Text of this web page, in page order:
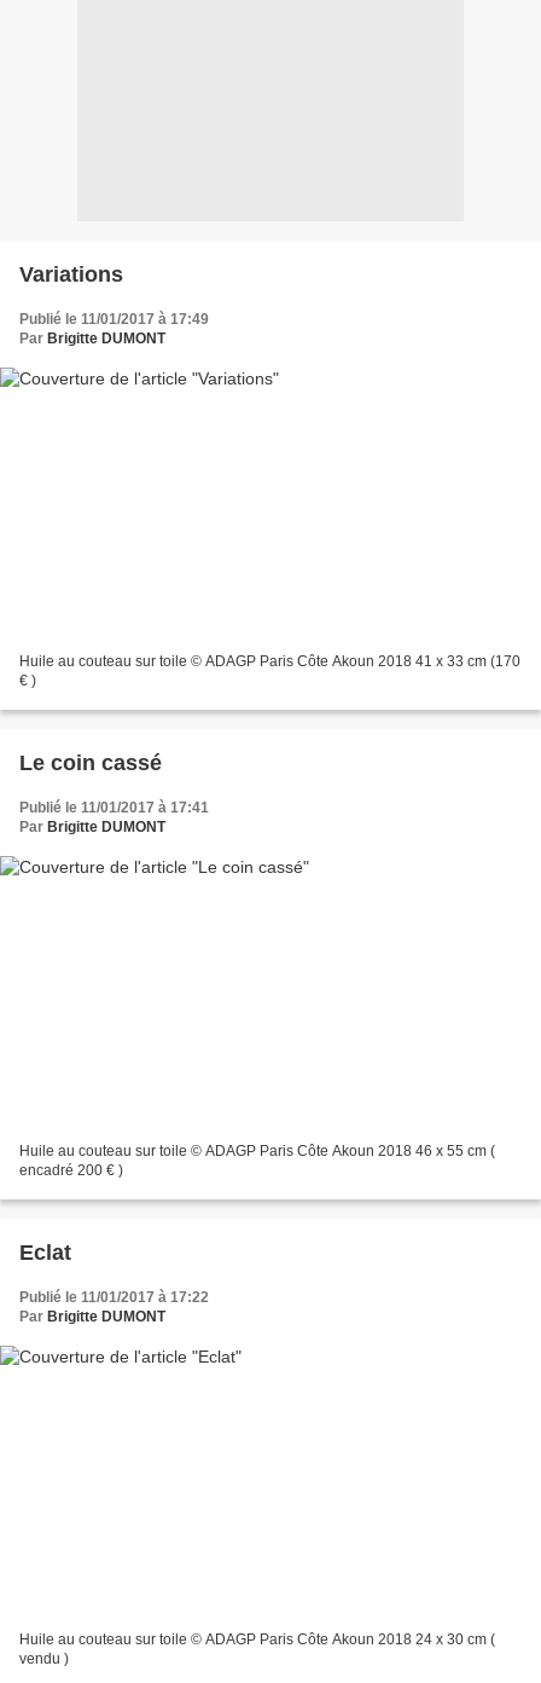
Variations
Publié le 11/01/2017 à 17:49
Par Brigitte DUMONT
Huile au couteau sur toile © ADAGP Paris Côte Akoun 2018 41 x 33 cm (170
€ )
Le coin cassé
Publié le 11/01/2017 à 17:41
Par Brigitte DUMONT
Huile au couteau sur toile © ADAGP Paris Côte Akoun 2018 46 x 55 cm (
encadré 200 € )
Eclat
Publié le 11/01/2017 à 17:22
Par Brigitte DUMONT
Huile au couteau sur toile © ADAGP Paris Côte Akoun 2018 24 x 30 cm (
vendu )